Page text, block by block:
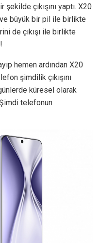
çıkışını yaptı. X20
ve büyük bir pil ile birlikte
de çıkışı ile birlikte
hemen ardından X20
şimdilik çıkışını
küresel olarak
telefonun